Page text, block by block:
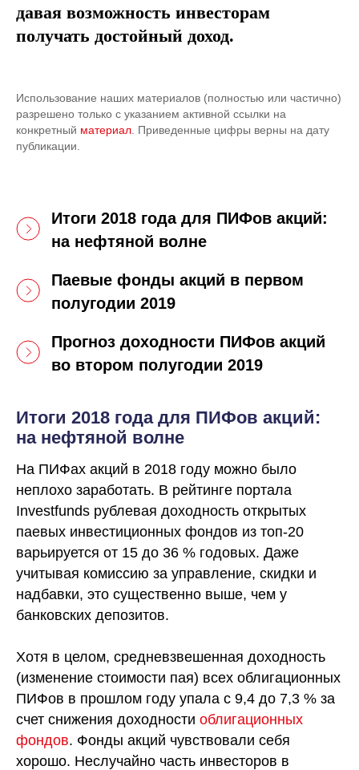
давая возможность инвесторам
получать достойный доход.
Использование наших материалов (полностью или частично)
разрешено только с указанием активной ссылки на
конкретный материал . Приведенные цифры верны на дату
публикации.
Итоги 2018 года для ПИФов акций:
на нефтяной волне
Паевые фонды акций в первом
полугодии 2019
Прогноз доходности ПИФов акций
во втором полугодии 2019
Итоги 2018 года для ПИФов акций:
на нефтяной волне
На ПИФах акций в 2018 году можно было
неплохо заработать. В рейтинге портала
Investfunds рублевая доходность открытых
паевых инвестиционных фондов из топ-20
варьируется от 15 до 36 % годовых. Даже
учитывая комиссию за управление, скидки и
надбавки, это существенно выше, чем у
банковских депозитов.
Хотя в целом, средневзвешенная доходность
(изменение стоимости пая) всех облигационных
ПИФов в прошлом году упала с 9,4 до 7,3 % за
счет снижения доходности облигационных
фондов. Фонды акций чувствовали себя
хорошо. Неслучайно часть инвесторов в